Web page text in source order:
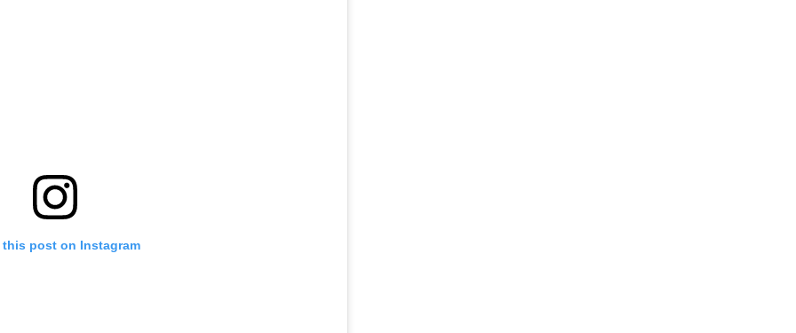
this post on Instagram